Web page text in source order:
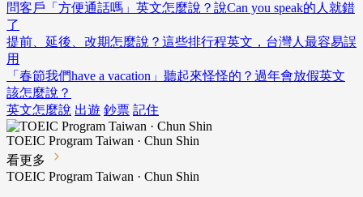
問客戶「方便通話嗎」英文怎麼說？說Can you speak的人就錯
了
提前、延後、改期怎麼說？這些排行程英文，台灣人最容易誤
用
「春節我們have a vacation」聽起來怪怪的？過年會放假英文
該怎麼說？
英文怎麼說 出遊 鈔票 記住
TOEIC Program Taiwan · Chun Shin
看更多
TOEIC Program Taiwan · Chun Shin